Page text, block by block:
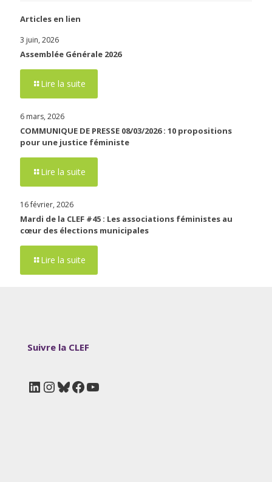
Articles en lien
3 juin, 2026
Assemblée Générale 2026
Lire la suite
6 mars, 2026
COMMUNIQUE DE PRESSE 08/03/2026 : 10 propositions
pour une justice féministe
Lire la suite
16 février, 2026
Mardi de la CLEF #45 : Les associations féministes au
cœur des élections municipales
Lire la suite
Suivre la CLEF
LinkedIn
Instagram
Bluesky
Facebook
YouTube